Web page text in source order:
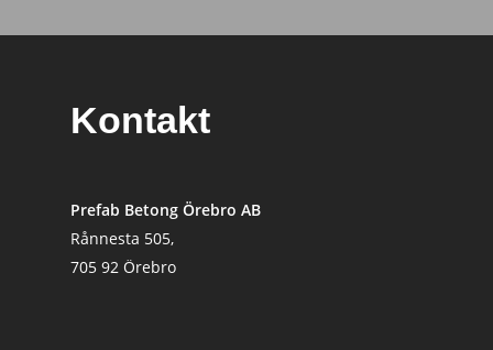
Kontakt
Prefab Betong Örebro AB
Rånnesta 505,
705 92 Örebro